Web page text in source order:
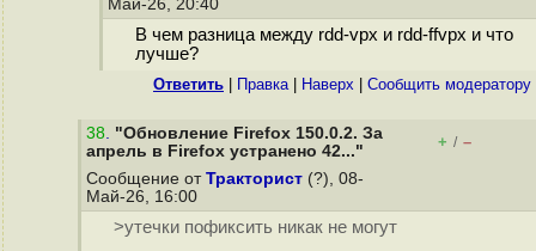
Май-26, 20:40
В чем разница между rdd-vpx и rdd-ffvpx и что
лучше?
Ответить Правка| Наверх Cообщить модератору
38. "Обновление Firefox 150.0.2. За
апрель в Firefox устранено 42..."
+ / –
Сообщение от Тракторист (?), 08-
Май-26, 16:00
>утечки пофиксить никак не могут